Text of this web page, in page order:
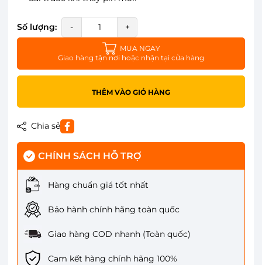
Số lượng: - +
MUA NGAY
Giao hàng tận nơi hoặc nhận tại cửa hàng
THÊM VÀO GIỎ HÀNG
Chia sẻ
CHÍNH SÁCH HỖ TRỢ
Hàng chuẩn giá tốt nhất
Bảo hành chính hãng toàn quốc
Giao hàng COD nhanh (Toàn quốc)
Cam kết hàng chính hãng 100%